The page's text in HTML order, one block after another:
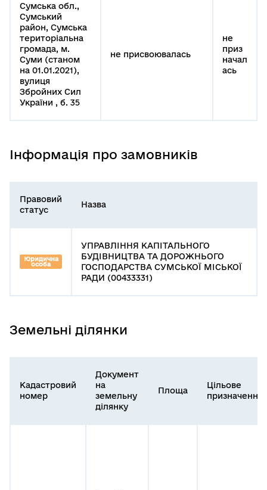
Сумська обл.,
Сумський
район, Сумська
територіальна
громада, м.
Суми (станом
на 01.01.2021),
вулиця
Збройних Сил
України , б. 35
не присвоювалась
не
приз
начал
ась
Інформація про замовників
Правовий
статус
Назва
Юридична
особа
УПРАВЛІННЯ КАПІТАЛЬНОГО
БУДІВНИЦТВА ТА ДОРОЖНЬОГО
ГОСПОДАРСТВА СУМСЬКОЇ МІСЬКОЇ
РАДИ (00433331)
Земельні ділянки
Кадастровий
номер
Документ
на
земельну
ділянку
Площа
Цільове
призначення